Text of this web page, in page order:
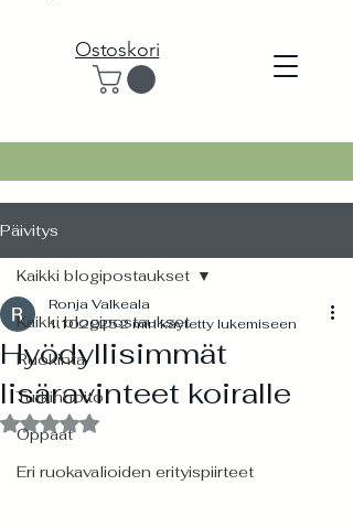
Ostoskori
Päivitys
Kaikki blogipostaukset
Ruokinta
Turkinhoito
Oppaat
Eri ruokavalioiden erityispiirteet
Kaikki blogipostaukset
Hyödyllisimmät
lisäravinteet koiralle
Ronja Valkeala
1.10.20252 min käytetty lukemiseen
Arvostelun tähtimäärä: epäluku/5